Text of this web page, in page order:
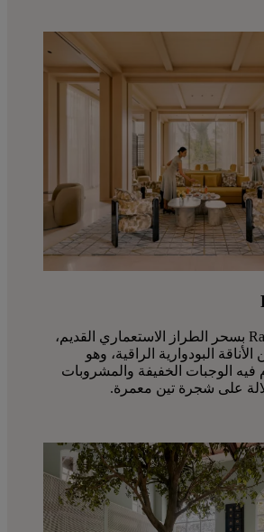
يتألق Raffles Room بسحر الطراز الاستعماري القديم،
البودوارية الراقية، وهو
فيه الوجبات الخفيفة والمشروبات
على شجرة تين معمرة.